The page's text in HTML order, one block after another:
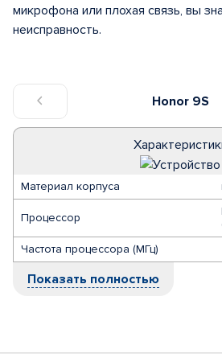
Honor 9S
Материал корпуса
Процессор
Частота процессора (МГц)
Показать полностью
микрофона или плохая связь, вы
неисправность.